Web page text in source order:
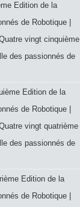
Edition de la
de Robotique |
vingt cinquième
des passionnés de
Edition de la
de Robotique |
vingt quatrième
des passionnés de
Edition de la
de Robotique |